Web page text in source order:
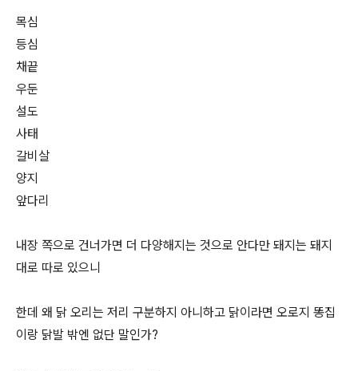
목심
등심
채끝
우둔
설도
사태
갈비살
양지
앞다리
내장 쪽으로 건너가면 더 다양해지는 것으로 안다만 돼지는 돼지
대로 따로 있으니
한데 왜 닭 오리는 저리 구분하지 아니하고 닭이라면 오로지 똥집
이랑 닭발 밖엔 없단 말인가?